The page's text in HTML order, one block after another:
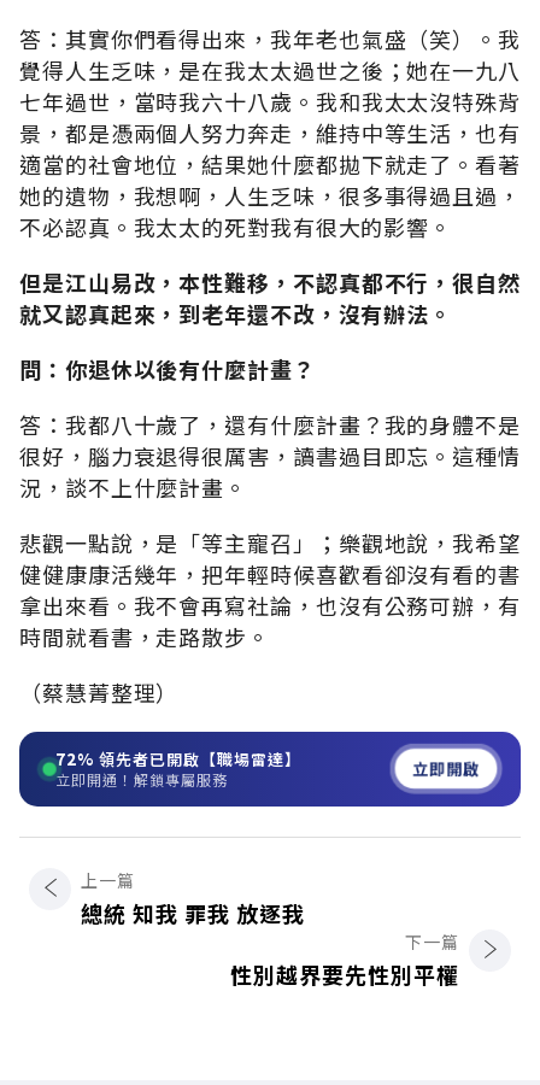
答：其實你們看得出來，我年老也氣盛（笑）。我
覺得人生乏味，是在我太太過世之後；她在一九八
七年過世，當時我六十八歲。我和我太太沒特殊背
景，都是憑兩個人努力奔走，維持中等生活，也有
適當的社會地位，結果她什麼都拋下就走了。看著
她的遺物，我想啊，人生乏味，很多事得過且過，
不必認真。我太太的死對我有很大的影響。
但是江山易改，本性難移，不認真都不行，很自然
就又認真起來，到老年還不改，沒有辦法。
問：你退休以後有什麼計畫？
答：我都八十歲了，還有什麼計畫？我的身體不是
很好，腦力衰退得很厲害，讀書過目即忘。這種情
況，談不上什麼計畫。
悲觀一點說，是「等主寵召」；樂觀地說，我希望
健健康康活幾年，把年輕時候喜歡看卻沒有看的書
拿出來看。我不會再寫社論，也沒有公務可辦，有
時間就看書，走路散步。
（蔡慧菁整理）
72% 領先者已開啟【職場雷達】
立即開通！解鎖專屬服務 立即開啟
上一篇
總統 知我 罪我 放逐我
下一篇
性別越界要先性別平權